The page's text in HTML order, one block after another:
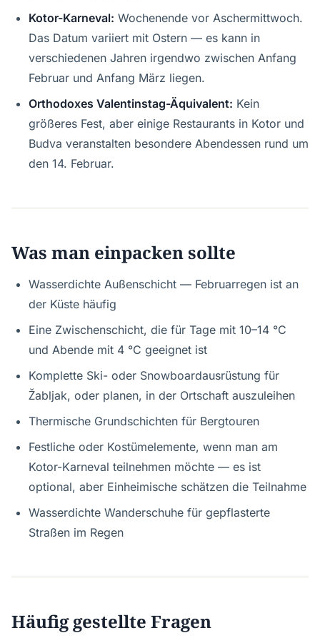
Kotor-Karneval: Wochenende vor Aschermittwoch.
Das Datum variiert mit Ostern — es kann in
verschiedenen Jahren irgendwo zwischen Anfang
Februar und Anfang März liegen.
Orthodoxes Valentinstag-Äquivalent: Kein
größeres Fest, aber einige Restaurants in Kotor und
Budva veranstalten besondere Abendessen rund um
den 14. Februar.
Was man einpacken sollte
Wasserdichte Außenschicht — Februarregen ist an
der Küste häufig
Eine Zwischenschicht, die für Tage mit 10–14 °C
und Abende mit 4 °C geeignet ist
Komplette Ski- oder Snowboardausrüstung für
Žabljak, oder planen, in der Ortschaft auszuleihen
Thermische Grundschichten für Bergtouren
Festliche oder Kostümelemente, wenn man am
Kotor-Karneval teilnehmen möchte — es ist
optional, aber Einheimische schätzen die Teilnahme
Wasserdichte Wanderschuhe für gepflasterte
Straßen im Regen
Häufig gestellte Fragen